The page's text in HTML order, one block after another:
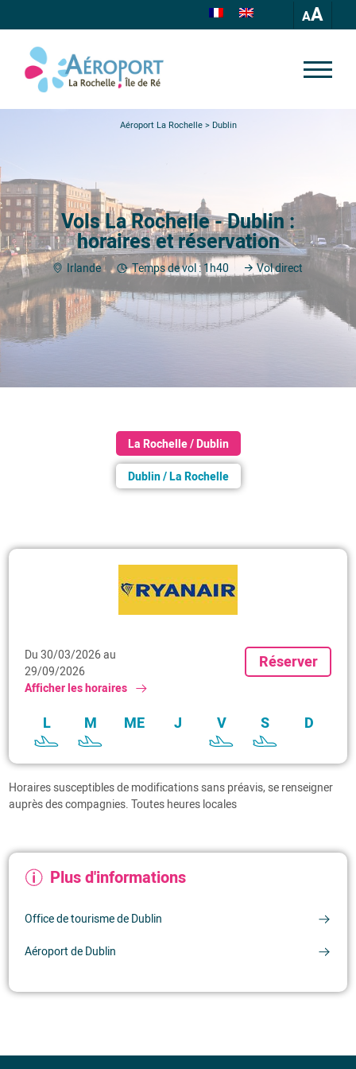
A
Aéroport La Rochelle>Dublin
Vols La Rochelle - Dublin :
horaires et réservation
Irlande Temps de vol : 1h40 Vol direct
La Rochelle / Dublin
Dublin / La Rochelle
Du 30/03/2026 au
29/09/2026
Afficher les horaires
L M ME J V S D
Réserver
Jour
Rochelle
Arrivée à Dublin
L 09:05
09:45
M
17:15
17:55
S
17:20
18:00
Information(s) complémentaire(s)
Horaires susceptibles de modifications sans préavis, se renseigner
auprès des compagnies. Toutes heures locales
Plus d'informations
Office de tourisme de Dublin
Aéroport de Dublin